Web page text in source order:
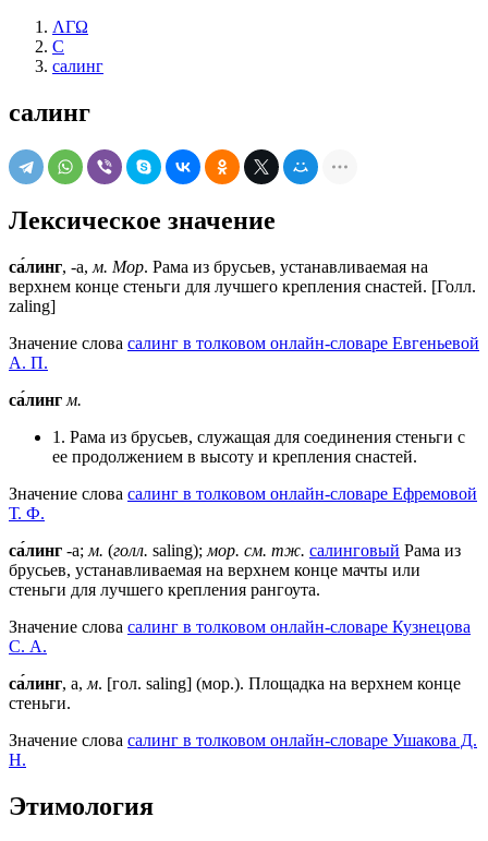
ΛΓΩ
С
салинг
салинг
Лексическое значение
са́линг, -а, м. Мор. Рама из брусьев, устанавливаемая на
верхнем конце стеньги для лучшего крепления снастей. [Голл.
zaling]
Значение слова салинг в толковом онлайн-словаре Евгеньевой
А. П.
са́линг м.
1. Рама из брусьев, служащая для соединения стеньги с
ее продолжением в высоту и крепления снастей.
Значение слова салинг в толковом онлайн-словаре Ефремовой
Т. Ф.
са́линг -а; м. (голл. saling); мор. см. тж. салинговый Рама из
брусьев, устанавливаемая на верхнем конце мачты или
стеньги для лучшего крепления рангоута.
Значение слова салинг в толковом онлайн-словаре Кузнецова
С. А.
са́линг, а, м. [гол. saling] (мор.). Площадка на верхнем конце
стеньги.
Значение слова салинг в толковом онлайн-словаре Ушакова Д.
Н.
Этимология